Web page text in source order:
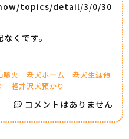
topics/detail/3/0/30
くです。
噴火 老犬ホーム
老犬生涯預
軽井沢犬預かり
コメントはありません